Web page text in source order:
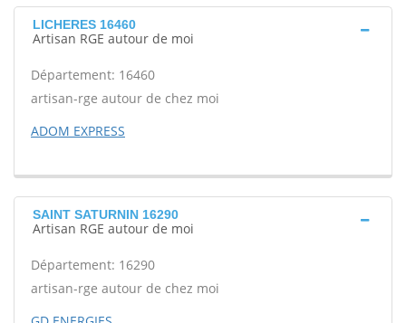
LICHERES 16460
Artisan RGE autour de moi
Département: 16460
artisan-rge autour de chez moi
ADOM EXPRESS
SAINT SATURNIN 16290
Artisan RGE autour de moi
Département: 16290
artisan-rge autour de chez moi